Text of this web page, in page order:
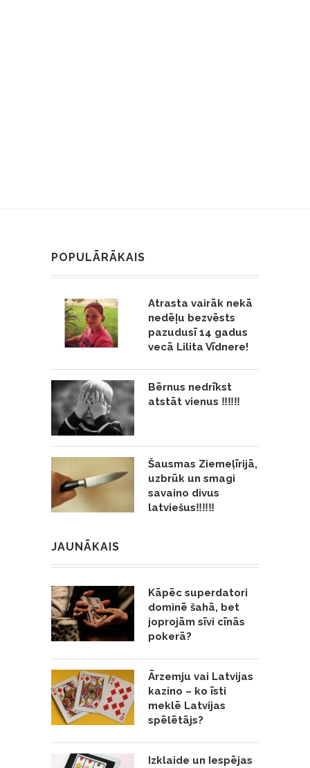
POPULĀRĀKAIS
Atrasta vairāk nekā
nedēļu bezvēsts
pazudusī 14 gadus
vecā Lilita Vīdnere!
Bērnus nedrīkst
atstāt vienus ‼️‼️‼️
Šausmas Ziemeļīrijā,
uzbrūk un smagi
savaino divus
latviešus‼️‼️‼️
JAUNĀKAIS
Kāpēc superdatori
dominē šahā, bet
joprojām sīvi cīnās
pokerā?
Ārzemju vai Latvijas
kazino – ko īsti
meklē Latvijas
spēlētājs?
Izklaide un Iespējas